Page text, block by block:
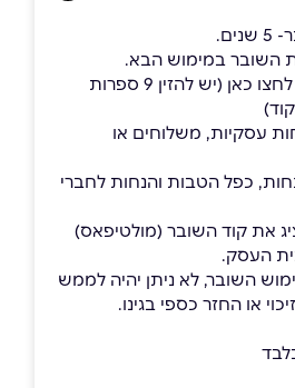
השובר במימוש הבא.
*לבירור יתרה בשובר לחצו כאן (יש להזין 9 ספרות
עסקיות, משלוחים או
כפל הטבות והנחות לחברי
את קוד השובר (מולטיפאס)
העסק.
השובר, לא ניתן יהיה לממש
או החזר כספי בגינו.